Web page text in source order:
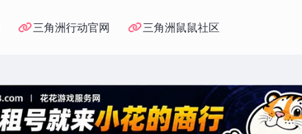
三角洲行动官网 三角洲鼠鼠社区